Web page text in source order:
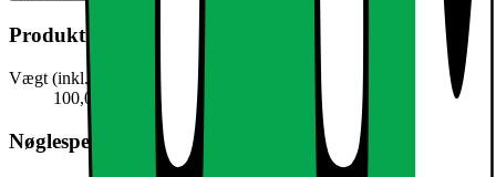
Produktmål
Vægt (inkl. emballage)
100,0 g
Nøglespecifikation